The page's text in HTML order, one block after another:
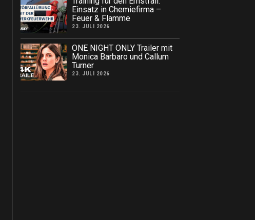
Einsatz in Chemiefirma –
Feuer & Flamme
23. JULI 2026
ONE NIGHT ONLY Trailer mit
Monica Barbaro und Callum
Turner
23. JULI 2026